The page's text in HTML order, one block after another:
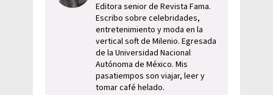
Editora senior de Revista Fama.
Escribo sobre celebridades,
entretenimiento y moda en la
vertical soft de Milenio. Egresada
de la Universidad Nacional
Autónoma de México. Mis
pasatiempos son viajar, leer y
tomar café helado.